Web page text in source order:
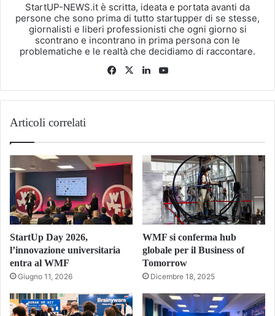
StartUP-NEWS.it è scritta, ideata e portata avanti da
persone che sono prima di tutto startupper di se stesse,
giornalisti e liberi professionisti che ogni giorno si
scontrano e incontrano in prima persona con le
problematiche e le realtà che decidiamo di raccontare.
Facebook
X LinkedIn
Articoli correlati
StartUp Day 2026,
l’innovazione universitaria
entra al WMF
Giugno 11, 2026
WMF si conferma hub
globale per il Business of
Tomorrow
Dicembre 18, 2025